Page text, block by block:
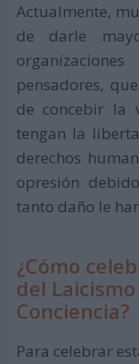
Actualmente,
de darle
pensadores,
de concebir la
tengan la
derechos
opresión
tanto daño le
¿Cómo
del
Conciencia?
Para celebrar